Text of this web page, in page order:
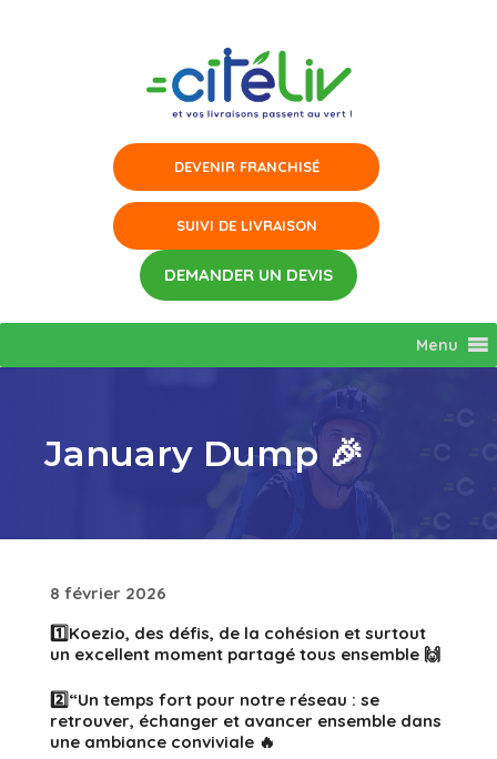
Menu
January Dump 🎉
8 février 2026
1️⃣Koezio, des défis, de la cohésion et surtout
un excellent moment partagé tous ensemble 🙌
2️⃣“Un temps fort pour notre réseau : se
retrouver, échanger et avancer ensemble dans
une ambiance conviviale 🔥